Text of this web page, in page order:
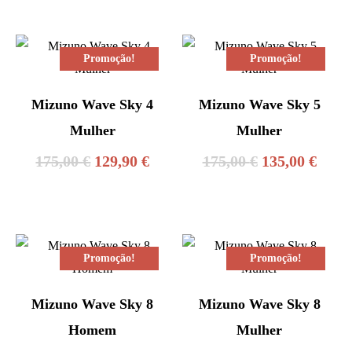
era:
150,00 €.
é:
era:
160,00 €.
é:
Promoção!
Mizuno Wave Sky 4
Mulher
175,00€ O
era:
175,00 €.
129,90€O
é:
Promoção!
Mizuno Wave Sky 5
Mulher
175,00€ O
era:
175,00 €.
135,00 €O
é:
Promoção!
Mizuno Wave Sky 8
Homem
Promoção!
Mizuno Wave Sky 8
Mulher